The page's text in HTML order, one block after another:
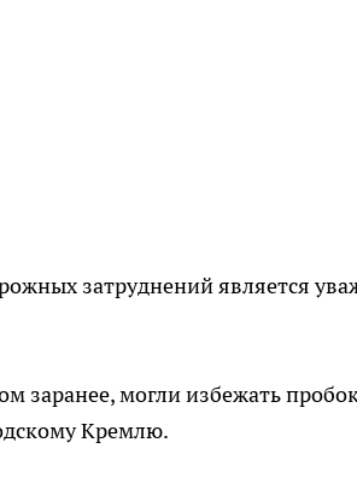
затруднений является
заранее, могли избежать
Кремлю.